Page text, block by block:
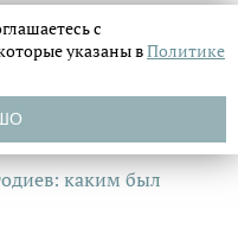
каким был
с
указаны вПолитике